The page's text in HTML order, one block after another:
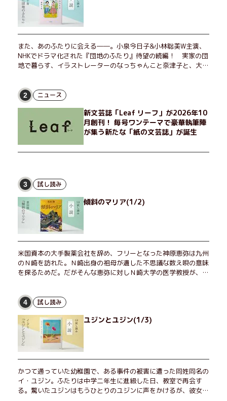
また、あのふたりに会える――。小泉今日子&小林聡美W主演、
NHKでドラマ化された『団地のふたり』待望の続編！ 実家の団
地で暮らす、イラストレーターのなっちゃんこと奈津子と、大学
げたり、部屋でふたりだけの「台湾映画祭」を催したり。50代
独身、幼なじみの変わらぬ友情とささやかな幸せの日々を描く。
2 ニュース
新文芸誌「Leaf リーフ」が2026年10
月創刊！ 毎号ワンテーマで豪華執筆陣
が集う新たな「紙の文芸誌」が誕生
3 試し読み
傾斜のマリア(1/2)
米国資本の大手製薬会社を辞め、フリーとなった神原恵弥は九州
のＮ崎を訪れた。Ｎ崎出身の祖母が遺した不思議な数え唄の意味
を探るためだ。だがそんな恵弥に対しＮ崎大学の医学教授が、米
恵弥は、まるで影のような存在の博士とまみえることはできるの
か？ そして、唄の歌詞「かたむくマリア」に込められた秘密と
は？ 謎めいたラストが鮮烈な余韻を残すシリーズ第四作！
4 試し読み
ユジンとユジン(1/3)
かつて通っていた幼稚園で、ある事件の被害に遭った同姓同名の
イ・ユジン。ふたりは中学二年生に進級した日、教室で再会す
る。驚いたユジンはもうひとりのユジンに声をかけるが、彼女は